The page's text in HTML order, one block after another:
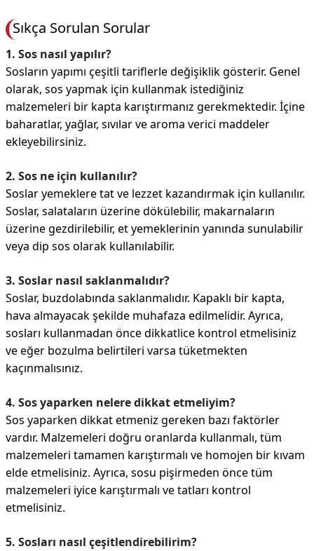
Sıkça Sorulan Sorular
1. Sos nasıl yapılır?
Sosların yapımı çeşitli tariflerle değişiklik gösterir. Genel
olarak, sos yapmak için kullanmak istediğiniz
malzemeleri bir kapta karıştırmanız gerekmektedir. İçine
baharatlar, yağlar, sıvılar ve aroma verici maddeler
ekleyebilirsiniz.
2. Sos ne için kullanılır?
Soslar yemeklere tat ve lezzet kazandırmak için kullanılır.
Soslar, salataların üzerine dökülebilir, makarnaların
üzerine gezdirilebilir, et yemeklerinin yanında sunulabilir
veya dip sos olarak kullanılabilir.
3. Soslar nasıl saklanmalıdır?
Soslar, buzdolabında saklanmalıdır. Kapaklı bir kapta,
hava almayacak şekilde muhafaza edilmelidir. Ayrıca,
sosları kullanmadan önce dikkatlice kontrol etmelisiniz
ve eğer bozulma belirtileri varsa tüketmekten
kaçınmalısınız.
4. Sos yaparken nelere dikkat etmeliyim?
Sos yaparken dikkat etmeniz gereken bazı faktörler
vardır. Malzemeleri doğru oranlarda kullanmalı, tüm
malzemeleri tamamen karıştırmalı ve homojen bir kıvam
elde etmelisiniz. Ayrıca, sosu pişirmeden önce tüm
malzemeleri iyice karıştırmalı ve tatları kontrol
etmelisiniz.
5. Sosları nasıl çeşitlendirebilirim?